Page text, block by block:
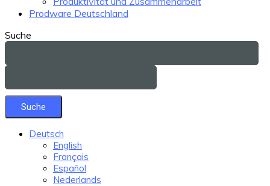
Prodware Deutschland
Suche
Deutsch
English
Français
Español
Nederlands